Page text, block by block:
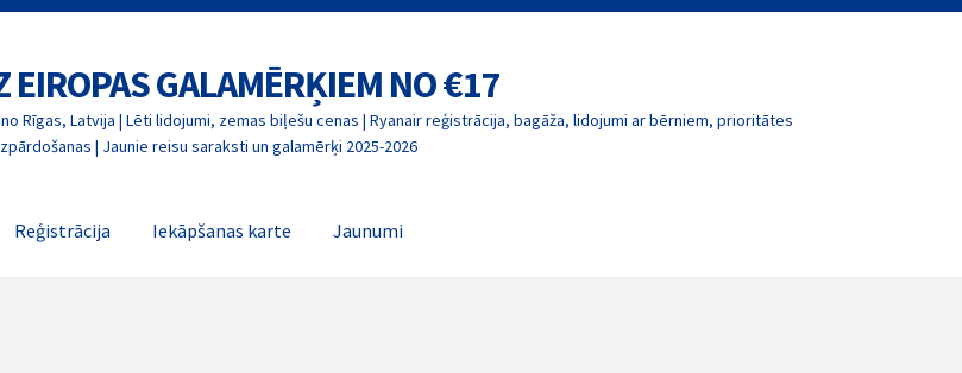
GALAMĒRĶIEM NO €17
Rīgas, Latvija | Lēti lidojumi, zemas biļešu cenas | Ryanair reģistrācija, bagāža, lidojumi ar bērniem, prioritātes
| Jaunie reisu saraksti un galamērķi 2025-2026
Reģistrācija Iekāpšanas karte Jaunumi